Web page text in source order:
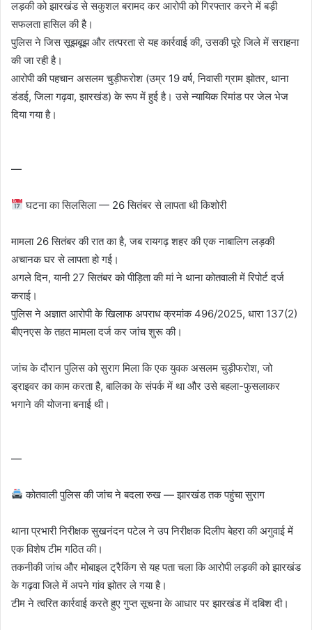
लड़की को झारखंड से सकुशल बरामद कर आरोपी को गिरफ्तार करने में बड़ी
सफलता हासिल की है।
पुलिस ने जिस सूझबूझ और तत्परता से यह कार्रवाई की, उसकी पूरे जिले में सराहना
की जा रही है।
आरोपी की पहचान असलम चुड़ीफरोश (उम्र 19 वर्ष, निवासी ग्राम झोतर, थाना
डंडई, जिला गढ़वा, झारखंड) के रूप में हुई है। उसे न्यायिक रिमांड पर जेल भेज
दिया गया है।
—
घटना का सिलसिला — 26 सितंबर से लापता थी किशोरी
मामला 26 सितंबर की रात का है, जब रायगढ़ शहर की एक नाबालिग लड़की
अचानक घर से लापता हो गई।
अगले दिन, यानी 27 सितंबर को पीड़िता की मां ने थाना कोतवाली में रिपोर्ट दर्ज
कराई।
पुलिस ने अज्ञात आरोपी के खिलाफ अपराध क्रमांक 496/2025, धारा 137(2)
बीएनएस के तहत मामला दर्ज कर जांच शुरू की।
जांच के दौरान पुलिस को सुराग मिला कि एक युवक असलम चुड़ीफरोश, जो
ड्राइवर का काम करता है, बालिका के संपर्क में था और उसे बहला-फुसलाकर
भगाने की योजना बनाई थी।
—
कोतवाली पुलिस की जांच ने बदला रुख — झारखंड तक पहुंचा सुराग
थाना प्रभारी निरीक्षक सुखनंदन पटेल ने उप निरीक्षक दिलीप बेहरा की अगुवाई में
एक विशेष टीम गठित की।
तकनीकी जांच और मोबाइल ट्रैकिंग से यह पता चला कि आरोपी लड़की को झारखंड
के गढ़वा जिले में अपने गांव झोतर ले गया है।
टीम ने त्वरित कार्रवाई करते हुए गुप्त सूचना के आधार पर झारखंड में दबिश दी।